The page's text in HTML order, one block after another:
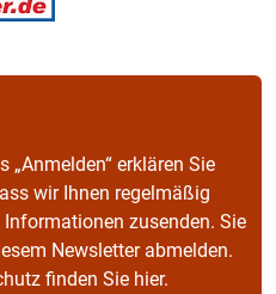
„Anmelden“ erklären Sie
wir Ihnen regelmäßig
zusenden. Sie
Newsletter abmelden.
finden Sie hier.